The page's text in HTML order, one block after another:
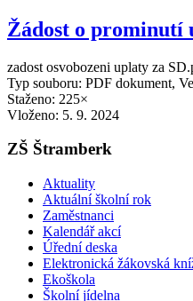
Žádost o prominutí
zadost osvobozeni uplaty za
Typ souboru: PDF dokument,
Staženo: 225×
Vloženo: 5. 9. 2024
ZŠ Štramberk
Aktuality
Aktuální školní rok
Zaměstnanci
Kalendář akcí
Úřední deska
Elektronická žákovská
Ekoškola
Školní jídelna